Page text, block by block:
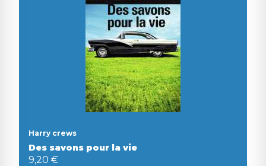
Harry crews
Des savons pour la vie
9,20 €